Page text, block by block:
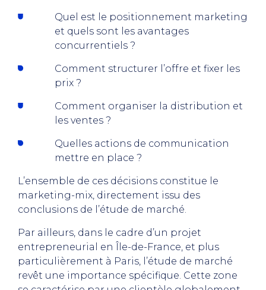
Quel est le positionnement marketing
et quels sont les avantages
concurrentiels ?
Comment structurer l’offre et fixer les
prix ?
Comment organiser la distribution et
les ventes ?
Quelles actions de communication
mettre en place ?
L’ensemble de ces décisions constitue le
marketing-mix, directement issu des
conclusions de l’étude de marché.
Par ailleurs, dans le cadre d’un projet
entrepreneurial en Île-de-France, et plus
particulièrement à Paris, l’étude de marché
revêt une importance spécifique. Cette zone